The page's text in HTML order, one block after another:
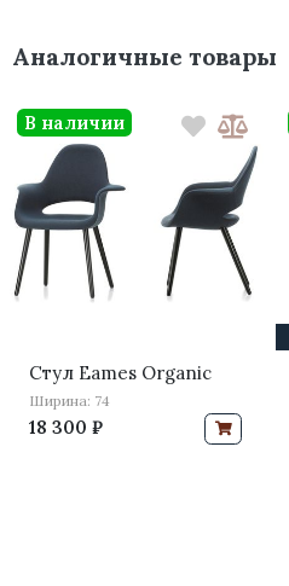
Аналогичные товары
Стул Eames Organic
Ширина: 74
18 300 ₽
В наличии